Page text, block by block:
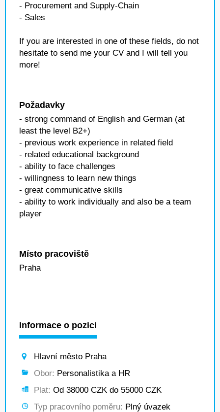
- Procurement and Supply-Chain
- Sales
If you are interested in one of these fields, do not
hesitate to send me your CV and I will tell you
more!
Požadavky
- strong command of English and German (at
least the level B2+)
- previous work experience in related field
- related educational background
- ability to face challenges
- willingness to learn new things
- great communicative skills
- ability to work individually and also be a team
player
Místo pracoviště
Praha
Informace o pozici
Hlavní město Praha
Obor: Personalistika a HR
Plat: Od 38000 CZK do 55000 CZK
Typ pracovního poměru: Plný úvazek